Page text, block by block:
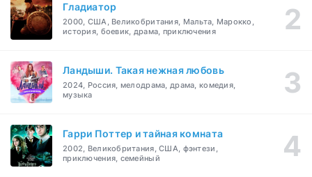
Гладиатор
2000, США, Великобритания, Мальта, Марокко,
история, боевик, драма, приключения
Ландыши. Такая нежная любовь
2024, Россия, мелодрама, драма, комедия,
музыка
Гарри Поттер и тайная комната
2002, Великобритания, США, фэнтези,
приключения, семейный